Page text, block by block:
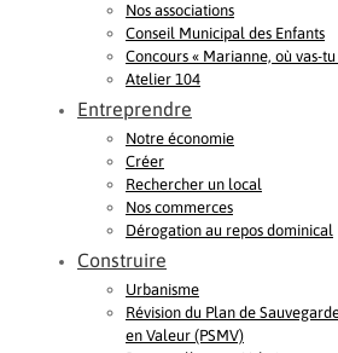
Nos associations
Conseil Municipal des Enfants
Concours « Marianne, où vas-tu
Atelier 104
Entreprendre
Notre économie
Créer
Rechercher un local
Nos commerces
Dérogation au repos dominical
Construire
Urbanisme
Révision du Plan de
en Valeur (PSMV)